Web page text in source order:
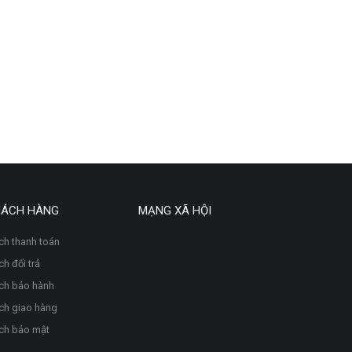
HÀNG
thanh toán
đổi trả
bảo hành
giao hàng
bảo mật
MẠNG XÃ HỘI